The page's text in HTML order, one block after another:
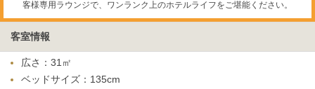
客様専用ラウンジで、ワンランク上のホテルライフをご堪能ください。
客室情報
広さ：31㎡
ベッドサイズ：135cm